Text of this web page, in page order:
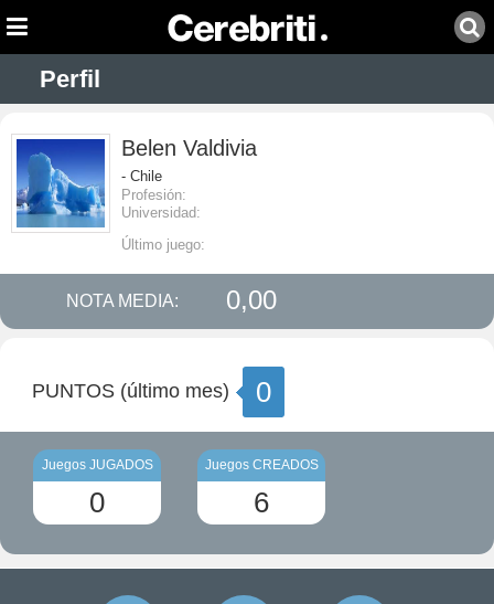
Perfil
Belen Valdivia
- Chile
Profesión:
Universidad:
Último juego:
NOTA MEDIA: 0,00
PUNTOS (último mes) 0
Juegos JUGADOS
0
Juegos CREADOS
6